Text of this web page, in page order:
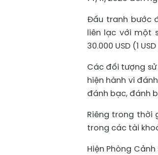
Đấu tranh bước
liên lạc với một
30.000 USD (1
Các đối tượng
hiện hành vi
đánh bạc, đánh
Riêng trong thời
trong các tài
Hiện Phòng